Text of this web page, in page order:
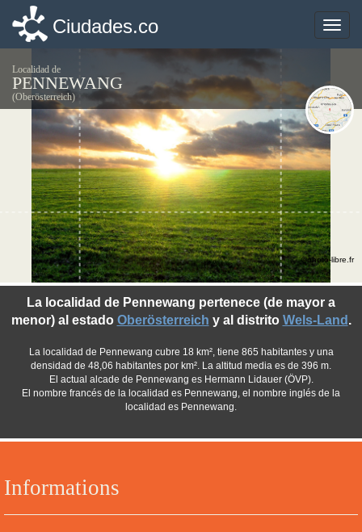
Toggle
Ciudades.co
Localidad de
PENNEWANG
(Oberösterreich)
Informations
La localidad de Pennewang pertenece (de mayor a
menor) al estado Oberösterreich y al distrito Wels-Land .
La localidad de Pennewang cubre 18 km², tiene 865 habitantes y una
densidad de 48,06 habitantes por km². La altitud media es de 396 m.
El actual alcade de Pennewang es Hermann Lidauer (ÖVP).
El nombre francés de la localidad es Pennewang, el nombre inglés de la
localidad es Pennewang.
©photo-libre.fr
Toggle
Ciudades.co